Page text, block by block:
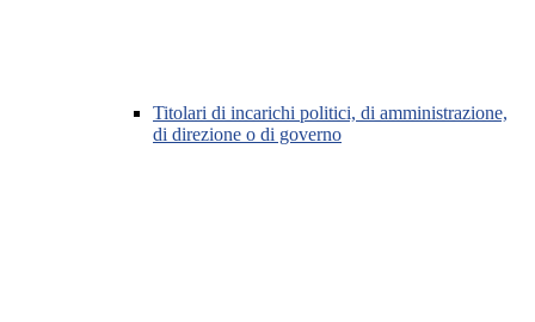
Titolari di incarichi politici, di amministrazione,
di direzione o di governo